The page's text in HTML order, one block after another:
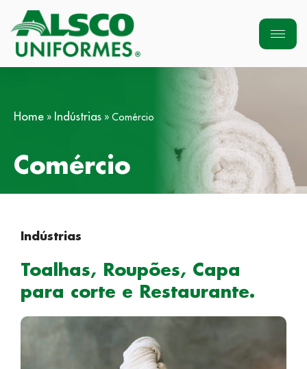
Home » Indústrias » Comércio
Comércio
Indústrias
Toalhas, Roupões, Capa
para corte e Restaurante.